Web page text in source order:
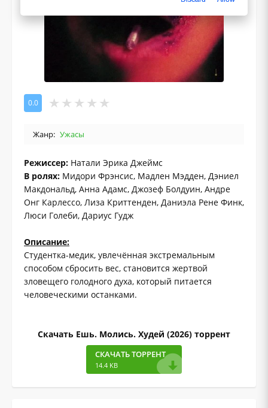
0.0
Жанр: Ужасы
Режиссер: Натали Эрика Джеймс
В ролях: Мидори Фрэнсис, Мадлен Мэдден, Дэниел
Макдональд, Анна Адамс, Джозеф Болдуин, Андре
Онг Карлессо, Лиза Криттенден, Даниэла Рене Финк,
Люси Голеби, Дариус Гудж
Описание:
Студентка-медик, увлечённая экстремальным
способом сбросить вес, становится жертвой
зловещего голодного духа, который питается
человеческими останками.
Скачать Ешь. Молись. Худей (2026) торрент
СКАЧАТЬ ТОРРЕНТ
14.4 KB